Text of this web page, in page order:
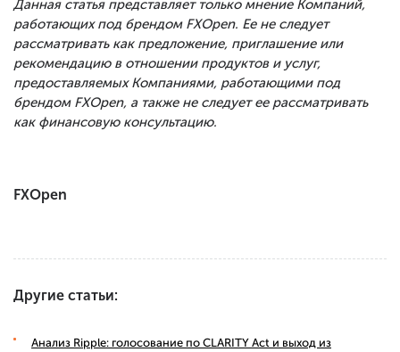
Данная статья представляет только мнение Компаний,
работающих под брендом FXOpen. Ее не следует
рассматривать как предложение, приглашение или
рекомендацию в отношении продуктов и услуг,
предоставляемых Компаниями, работающими под
брендом FXOpen, а также не следует ее рассматривать
как финансовую консультацию.
FXOpen
Другие статьи:
Анализ Ripple: голосование по CLARITY Act и выход из